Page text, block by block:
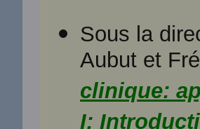
Sous la
Aubut et
clinique: